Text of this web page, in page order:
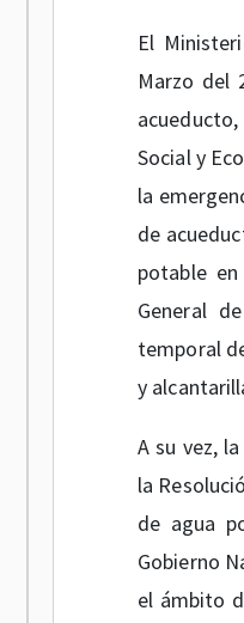
El
Marzo del
Social y
la
de
potable
General
temporal
y
A su vez,
la
de agua
Gobierno
el ámbito